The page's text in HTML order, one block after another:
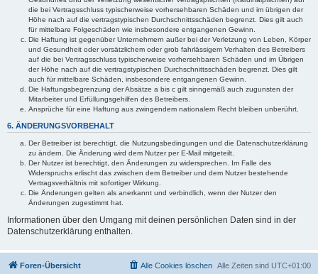
die bei Vertragsschluss typischerweise vorhersehbaren Schäden und im übrigen der
Höhe nach auf die vertragstypischen Durchschnittsschäden begrenzt. Dies gilt auch
für mittelbare Folgeschäden wie insbesondere entgangenen Gewinn.
Die Haftung ist gegenüber Unternehmern außer bei der Verletzung von Leben, Körper
und Gesundheit oder vorsätzlichem oder grob fahrlässigem Verhalten des Betreibers
auf die bei Vertragsschluss typischerweise vorhersehbaren Schäden und im Übrigen
der Höhe nach auf die vertragstypischen Durchschnittsschäden begrenzt. Dies gilt
auch für mittelbare Schäden, insbesondere entgangenen Gewinn.
Die Haftungsbegrenzung der Absätze a bis c gilt sinngemäß auch zugunsten der
Mitarbeiter und Erfüllungsgehilfen des Betreibers.
Ansprüche für eine Haftung aus zwingendem nationalem Recht bleiben unberührt.
6. ÄNDERUNGSVORBEHALT
Der Betreiber ist berechtigt, die Nutzungsbedingungen und die Datenschutzerklärung
zu ändern. Die Änderung wird dem Nutzer per E-Mail mitgeteilt.
Der Nutzer ist berechtigt, den Änderungen zu widersprechen. Im Falle des
Widerspruchs erlischt das zwischen dem Betreiber und dem Nutzer bestehende
Vertragsverhältnis mit sofortiger Wirkung.
Die Änderungen gelten als anerkannt und verbindlich, wenn der Nutzer den
Änderungen zugestimmt hat.
Informationen über den Umgang mit deinen persönlichen Daten sind in der
Datenschutzerklärung enthalten.
Foren-Übersicht Alle Zeiten sind UTC+01:00
Alle Cookies löschen